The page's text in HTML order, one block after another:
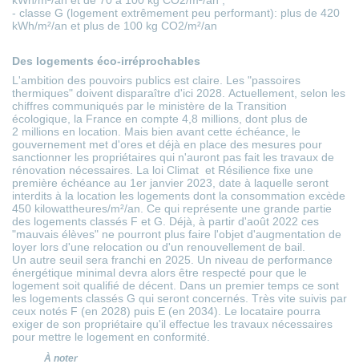
- classe G (logement extrêmement peu performant): plus de 420
kWh/m²/an et plus de 100 kg CO2/m²/an
Des logements éco-irréprochables
L'ambition des pouvoirs publics est claire. Les "passoires
thermiques" doivent disparaître d'ici 2028. Actuellement, selon les
chiffres communiqués par le ministère de la Transition
écologique, la France en compte 4,8 millions, dont plus de
2 millions en location. Mais bien avant cette échéance, le
gouvernement met d'ores et déjà en place des mesures pour
sanctionner les propriétaires qui n'auront pas fait les travaux de
rénovation nécessaires. La loi Climat et Résilience fixe une
première échéance au 1er janvier 2023, date à laquelle seront
interdits à la location les logements dont la consommation excède
450 kilowattheures/m²/an. Ce qui représente une grande partie
des logements classés F et G. Déjà, à partir d'août 2022 ces
"mauvais élèves" ne pourront plus faire l'objet d'augmentation de
loyer lors d'une relocation ou d'un renouvellement de bail
Un autre seuil sera franchi en 2025. Un niveau de performance
énergétique minimal devra alors être respecté pour que le
logement soit qualifié de décent . Dans un premier temps ce sont
les logements classés G qui seront concernés. Très vite suivis par
ceux notés F (en 2028) puis E (en 2034). Le locataire pourra
exiger de son propriétaire qu'il effectue les travaux nécessaires
pour mettre le logement en conformité.
À noter